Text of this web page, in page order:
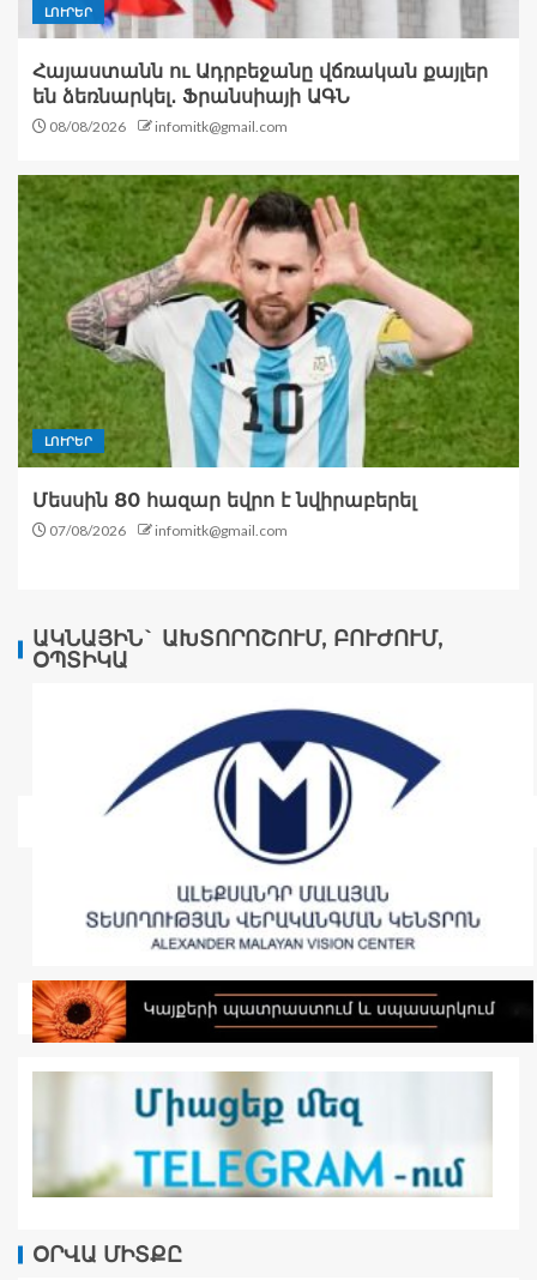
ԼՈՒՐԵՐ
Հայաստանն ու Ադրբեջանը վճռական քայլեր
են ձեռնարկել․ Ֆրանսիայի ԱԳՆ
08/08/2026 infomitk@gmail.com
ԼՈՒՐԵՐ
Մեսսին 80 հազար եվրո է նվիրաբերել
07/08/2026 infomitk@gmail.com
ԱԿՆԱՅԻՆ` ԱԽՏՈՐՈՇՈՒՄ, ԲՈՒԺՈՒՄ,
ՕՊՏԻԿԱ
ՕՐՎԱ ՄԻՏՔԸ